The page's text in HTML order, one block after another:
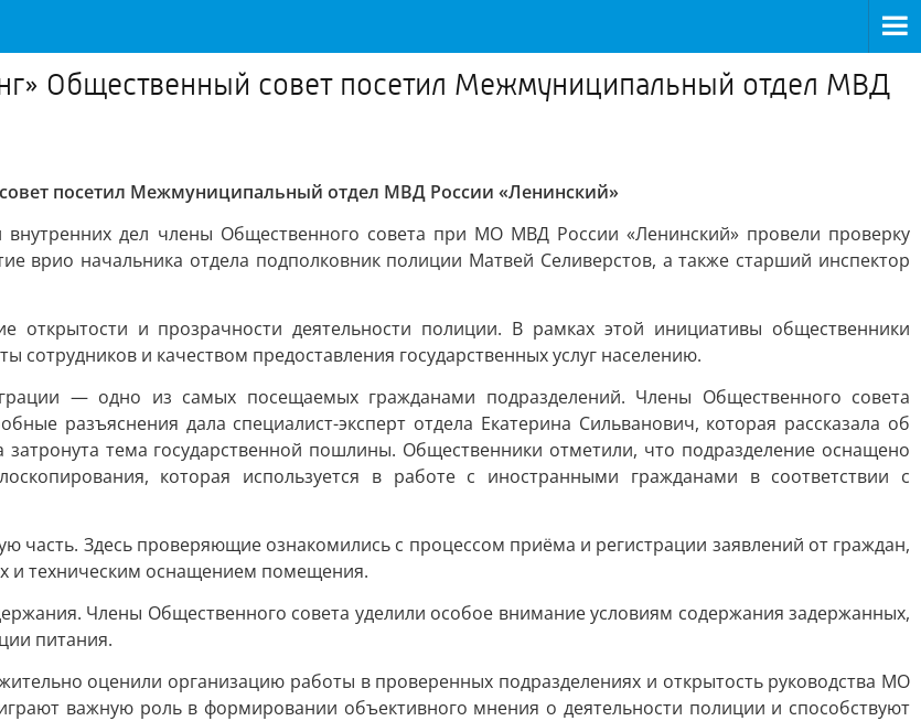
Общественный совет посетил Межмуниципальный отдел МВД
посетил Межмуниципальный отдел МВД России «Ленинский»
дел члены Общественного совета при МО МВД России «Ленинский» провели проверку
врио начальника отдела подполковник полиции Матвей Селиверстов, а также старший инспектор
открытости и прозрачности деятельности полиции. В рамках этой инициативы общественники
и качеством предоставления государственных услуг населению.
— одно из самых посещаемых гражданами подразделений. Члены Общественного совета
разъяснения дала специалист-эксперт отдела Екатерина Сильванович, которая рассказала об
тема государственной пошлины. Общественники отметили, что подразделение оснащено
которая используется в работе с иностранными гражданами в соответствии с
часть. Здесь проверяющие ознакомились с процессом приёма и регистрации заявлений от граждан,
и техническим оснащением помещения.
Члены Общественного совета уделили особое внимание условиям содержания задержанных,
питания.
оценили организацию работы в проверенных подразделениях и открытость руководства МО
важную роль в формировании объективного мнения о деятельности полиции и способствуют